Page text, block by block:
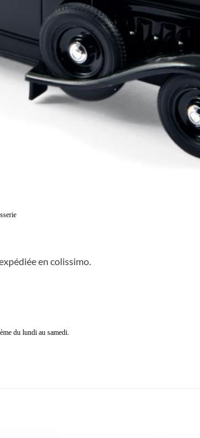
en colissimo.
du lundi au samedi.